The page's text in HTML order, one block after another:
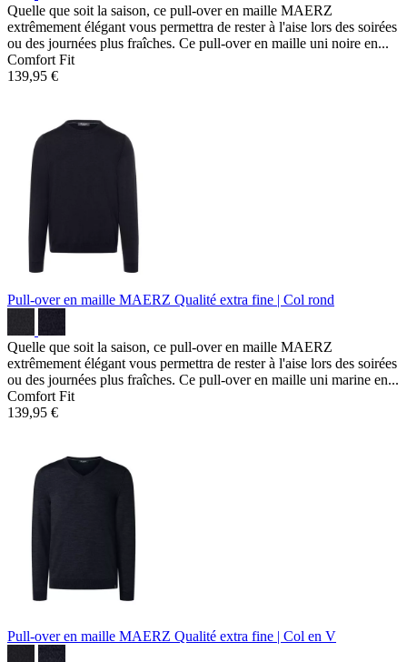
Quelle que soit la saison, ce pull-over en maille MAERZ
extrêmement élégant vous permettra de rester à l'aise lors des soirées
ou des journées plus fraîches. Ce pull-over en maille uni noire en...
Comfort Fit
139,95 €
Pull-over en maille MAERZ Qualité extra fine | Col rond
Quelle que soit la saison, ce pull-over en maille MAERZ
extrêmement élégant vous permettra de rester à l'aise lors des soirées
ou des journées plus fraîches. Ce pull-over en maille uni marine en...
Comfort Fit
139,95 €
Pull-over en maille MAERZ Qualité extra fine | Col en V